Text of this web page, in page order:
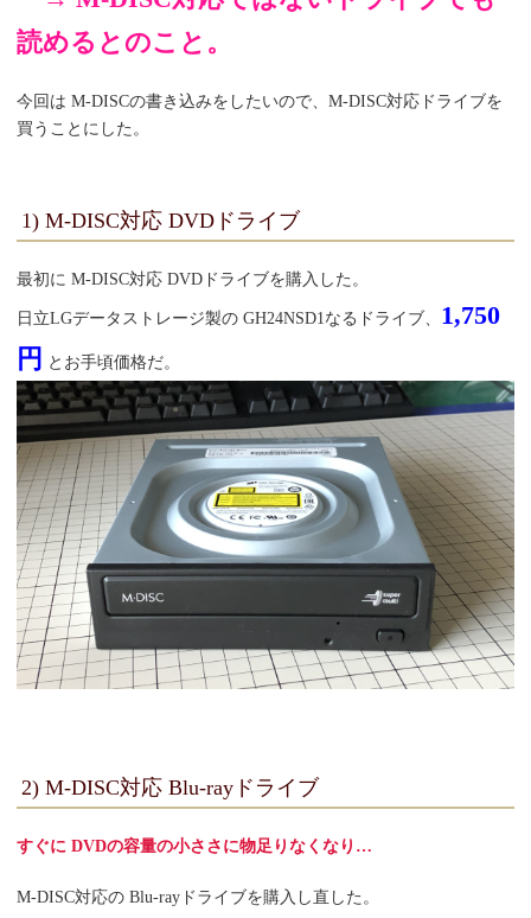
読めるとのこと。
今回は M-DISCの書き込みをしたいので、M-DISC対応ドライブを
買うことにした。
1) M-DISC対応 DVDドライブ
最初に M-DISC対応 DVDドライブを購入した。
日立LGデータストレージ製の GH24NSD1なるドライブ、 1,750
円
とお手頃価格だ。
2) M-DISC対応 Blu-rayドライブ
すぐに DVDの容量の小ささに物足りなくなり…
M-DISC対応の Blu-rayドライブを購入し直した。